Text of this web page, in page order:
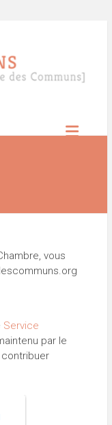
vous
Service
par le